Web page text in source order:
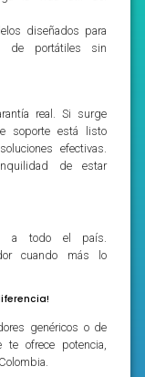
diseñados para
de portátiles sin
real. Si surge
soporte está listo
efectivas.
de estar
a todo el país.
cuando más lo
genéricos o de
ofrece potencia,